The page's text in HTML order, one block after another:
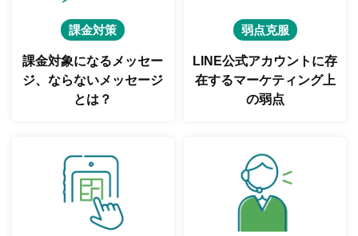
課金対策
課金対象になるメッセー
ジ、ならないメッセージ
とは？
弱点克服
LINE公式アカウントに存
在するマーケティング上
の弱点